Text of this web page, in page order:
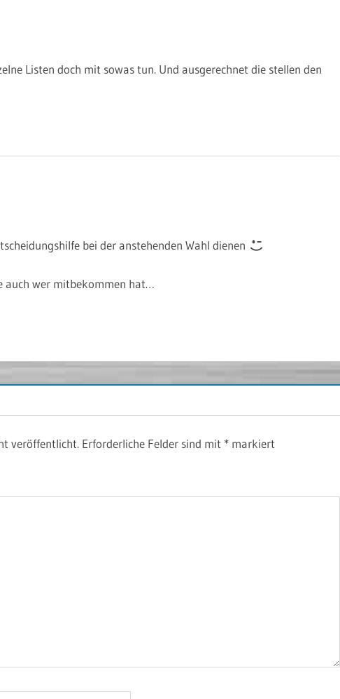
Listen doch mit sowas tun. Und ausgerechnet die stellen den
bei der anstehenden Wahl dienen
auch wer mitbekommen hat…
veröffentlicht. Erforderliche Felder sind mit * markiert